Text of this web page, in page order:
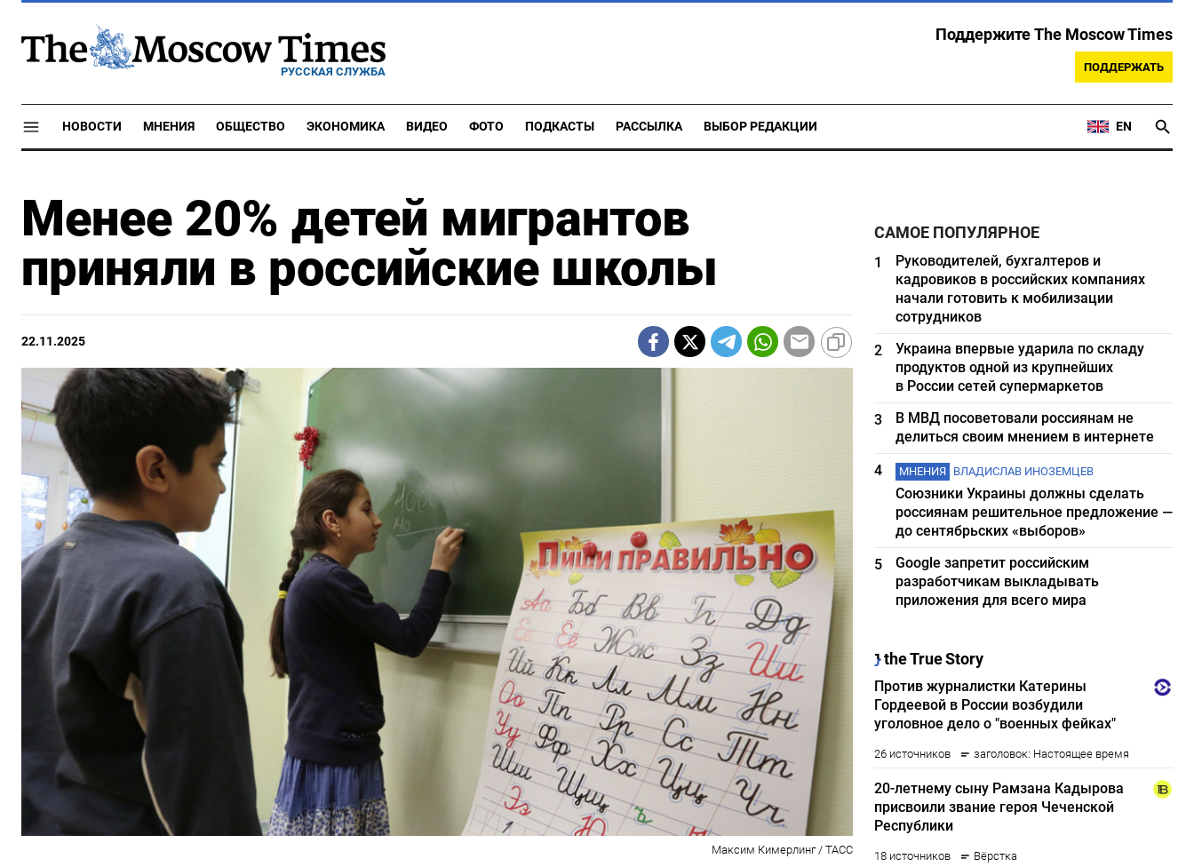
РУССКАЯ СЛУЖБА
Поддержите The Moscow Times
ПОДДЕРЖАТЬ
НОВОСТИ МНЕНИЯ ОБЩЕСТВО ЭКОНОМИКА ВИДЕО ФОТО ПОДКАСТЫ РАССЫЛКА ВЫБОР РЕДАКЦИИ EN
Менее 20% детей мигрантов
приняли в российские школы
22.11.2025
Максим Кимерлинг / ТАСС
САМОЕ ПОПУЛЯРНОЕ
1
Руководителей, бухгалтеров и
кадровиков в российских компаниях
начали готовить к мобилизации
сотрудников
2
Украина впервые ударила по складу
продуктов одной из крупнейших
в России сетей супермаркетов
3
В МВД посоветовали россиянам не
делиться своим мнением в интернете
4
МНЕНИЯ ВЛАДИСЛАВ ИНОЗЕМЦЕВ
Союзники Украины должны сделать
россиянам решительное предложение —
до сентябрьских «выборов»
5
Google запретит российским
разработчикам выкладывать
приложения для всего мира